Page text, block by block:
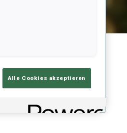
Alle Cookies akzeptieren